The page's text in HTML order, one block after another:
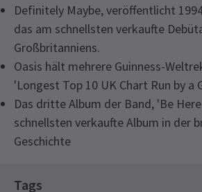
Definitely Maybe, veröffentlicht
das am schnellsten verkaufte
Großbritanniens.
Oasis hält mehrere Guinness-
'Longest Top 10 UK Chart Run by a
Das dritte Album der Band, 'Be
schnellsten verkaufte Album in der
Geschichte
Tags